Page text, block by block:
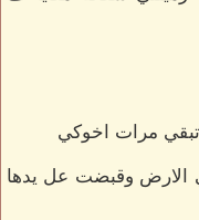
مرات اخوكي
الارض وقبضت عل يدها